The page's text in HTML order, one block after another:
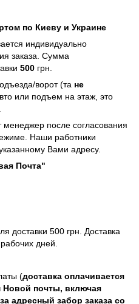
по Киеву и Украине
индивидуально
заказа. Сумма
500 грн.
ворот (та не
или подъем на этаж, это
после согласования
Наши работники
Вами адресу.
Почта"
доставки 500 грн. Доставка
дней.
(доставка оплачивается
Новой почты, включая
адресный забор заказа со